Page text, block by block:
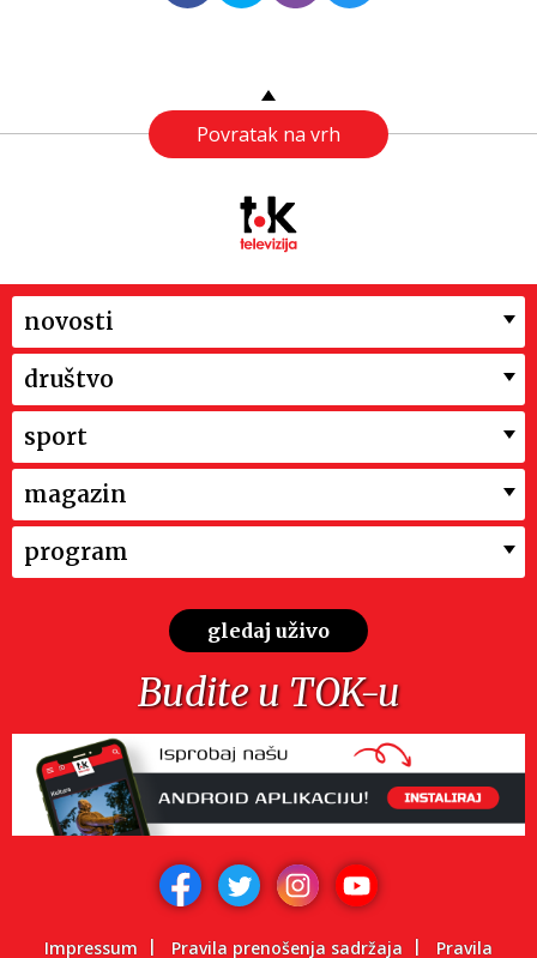
Povratak na vrh
novosti
društvo
sport
magazin
program
gledaj uživo
Budite u TOK-u
Impressum Pravila prenošenja sadržaja Pravila